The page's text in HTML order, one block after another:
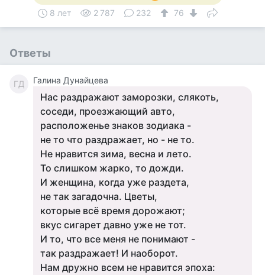
8 лет 2 787 232 76
Ответы
ГД Галина Дунайцева
Нас раздражают заморозки, слякоть,
соседи, проезжающий авто,
расположенье знаков зодиака -
не то что раздражает, но - не то.
Не нравится зима, весна и лето.
То слишком жарко, то дожди.
И женщина, когда уже раздета,
не так загадочна. Цветы,
которые всё время дорожают;
вкус сигарет давно уже не тот.
И то, что все меня не понимают -
так раздражает! И наоборот.
Нам дружно всем не нравится эпоха: